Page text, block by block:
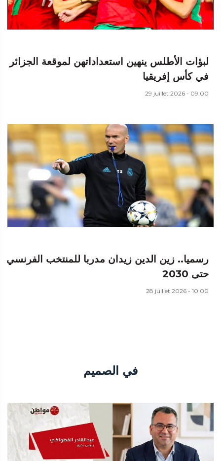
لبؤات الأطلس ينهين استعداداتهن لموقعة الجزائر
في كأس إفريقيا
29 juillet 2026 - 09:00
رسميا.. زين الدين زيدان مدربا للمنتخب الفرنسي
حتى 2030
28 juillet 2026 - 10:00
في الصميم